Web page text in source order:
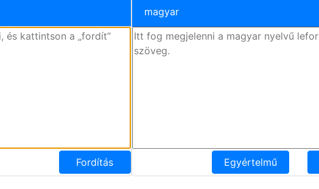
Fordítás
magyar
Egyértelmű